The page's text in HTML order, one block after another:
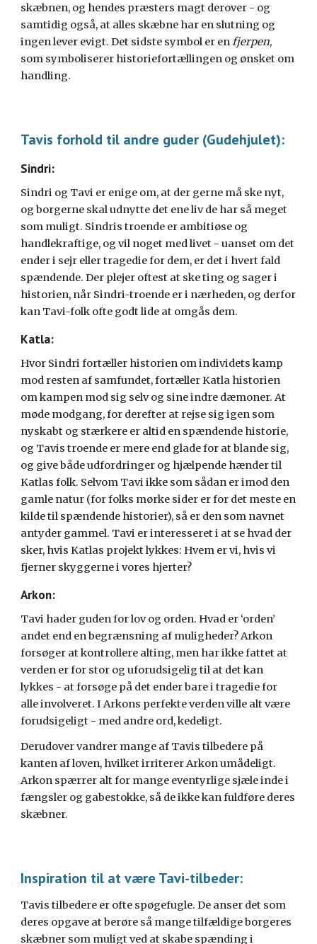
skæbnen, og hendes præsters magt derover - og
samtidig også, at alles skæbne har en slutning og
ingen lever evigt. Det sidste symbol er enfjerpen,
som symboliserer historiefortællingen og ønsket om
handling.
Tavis forhold til andre guder (Gudehjulet):
Sindri:
Sindri og Tavi er enige om, at der gerne må ske nyt,
og borgerne skal udnytte det ene liv de har så meget
som muligt. Sindris troende er ambitiøse og
handlekraftige, og vil noget med livet - uanset om det
ender i sejr eller tragedie for dem, er det i hvert fald
spændende. Der plejer oftest at ske ting og sager i
historien, når Sindri-troende er i nærheden, og derfor
kan Tavi-folk ofte godt lide at omgås dem.
Katla:
Hvor Sindri fortæller historien om individets kamp
mod resten af samfundet, fortæller Katla historien
om kampen mod sig selv og sine indre dæmoner. At
møde modgang, for derefter at rejse sig igen som
nyskabt og stærkere er altid en spændende historie,
og Tavis troende er mere end glade for at blande sig,
og give både udfordringer og hjælpende hænder til
Katlas folk. Selvom Tavi ikke som sådan er imod den
gamle natur (for folks mørke sider er for det meste en
kilde til spændende historier), så er den som navnet
antyder gammel. Tavi er interesseret i at se hvad der
sker, hvis Katlas projekt lykkes: Hvem er vi, hvis vi
fjerner skyggerne i vores hjerter?
Arkon:
Tavi hader guden for lov og orden. Hvad er ‘orden’
andet end en begrænsning af muligheder? Arkon
forsøger at kontrollere alting, men har ikke fattet at
verden er for stor og uforudsigelig til at det kan
lykkes - at forsøge på det ender bare i tragedie for
alle involveret. I Arkons perfekte verden ville alt være
forudsigeligt - med andre ord, kedeligt.
Derudover vandrer mange af Tavis tilbedere på
kanten af loven, hvilket irriterer Arkon umådeligt.
Arkon spærrer alt for mange eventyrlige sjæle inde i
fængsler og gabestokke, så de ikke kan fuldføre deres
skæbner.
Inspiration til at være Tavi-tilbeder:
Tavis tilbedere er ofte spøgefugle. De anser det som
deres opgave at berøre så mange tilfældige borgeres
skæbner som muligt ved at skabe spænding i